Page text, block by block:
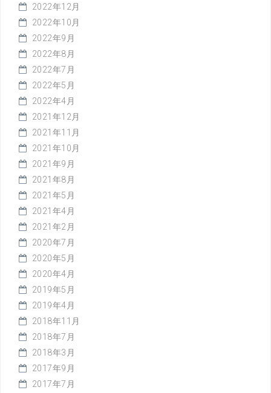
2022年12月
2022年10月
2022年9月
2022年8月
2022年7月
2022年5月
2022年4月
2021年12月
2021年11月
2021年10月
2021年9月
2021年8月
2021年5月
2021年4月
2021年2月
2020年7月
2020年5月
2020年4月
2019年5月
2019年4月
2018年11月
2018年7月
2018年3月
2017年9月
2017年7月